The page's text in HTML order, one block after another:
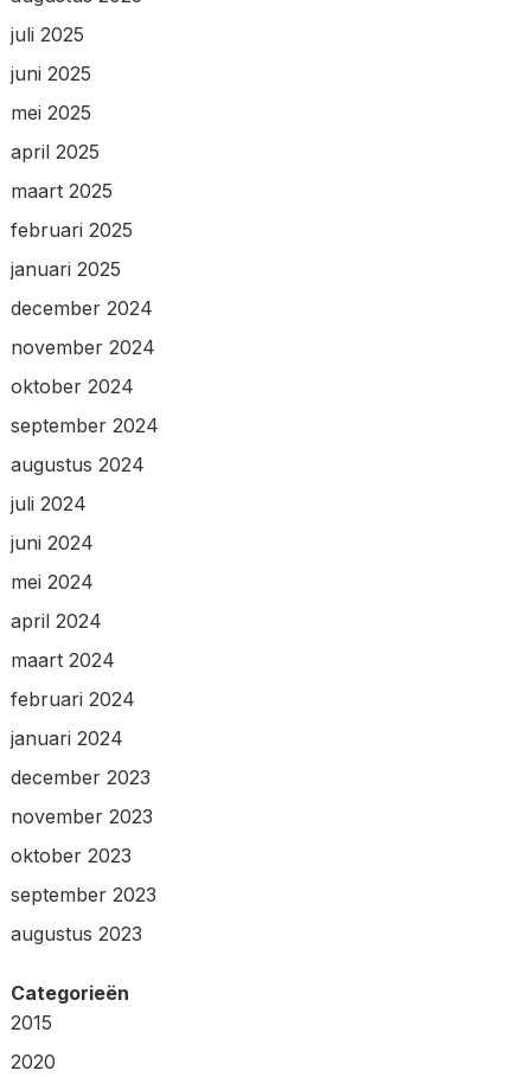
juli 2025
juni 2025
mei 2025
april 2025
maart 2025
februari 2025
januari 2025
december 2024
november 2024
oktober 2024
september 2024
augustus 2024
juli 2024
juni 2024
mei 2024
april 2024
maart 2024
februari 2024
januari 2024
december 2023
november 2023
oktober 2023
september 2023
augustus 2023
Categorieën
2015
2020